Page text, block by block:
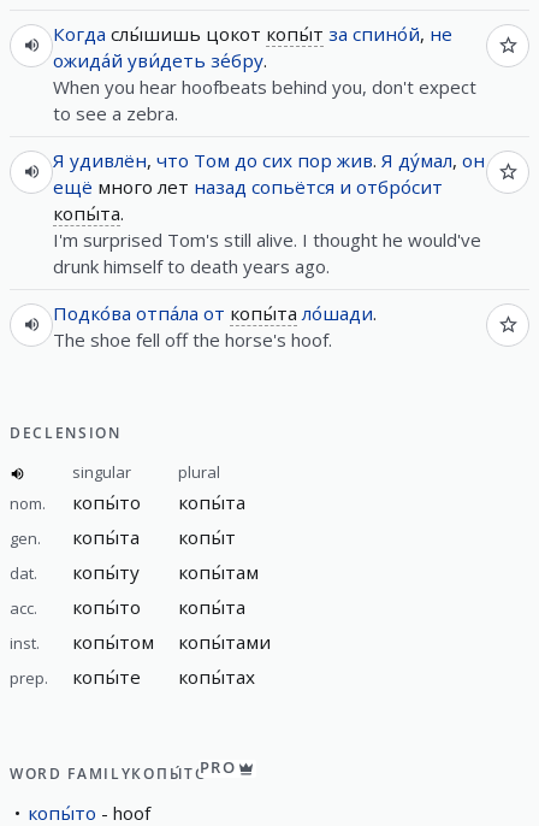
Когда слы́шишь цокот копы́т за спино́й, не
ожида́й уви́деть зе́бру.
When you hear hoofbeats behind you, don't expect
to see a zebra.
Я удивлён, что Том до сих пор жив. Я ду́мал, он
ещё много лет назад сопьётся и отбро́сит
копы́та.
I'm surprised Tom's still alive. I thought he would've
drunk himself to death years ago.
Подко́ва отпа́ла от копы́та ло́шади.
The shoe fell off the horse's hoof.
DECLENSION
singular
plural
nom.
копы́то копы́та
gen. копы́та копы́т
dat. копы́ту копы́там
acc. копы́то копы́та
inst. копы́том копы́тами
prep. копы́те копы́тах
WORD FAMILYКОПЫ́ТОPRO
копы́то hoof